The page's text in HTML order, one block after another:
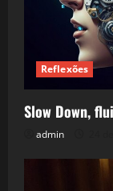
Reflexões
Slow Down,
admin